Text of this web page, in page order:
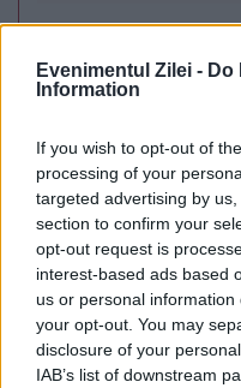
Evenimentul Zilei - Do
Information
If you wish to opt-out of
processing of your
targeted advertising by
section to confirm your
opt-out request is
interest-based ads based
us or personal
your opt-out. You may
disclosure of your
IAB’s list of downstream
România învinge
Tricolorii